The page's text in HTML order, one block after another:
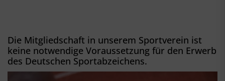
Die Mitgliedschaft in unserem Sportverein ist
keine notwendige Voraussetzung für den Erwerb
des Deutschen Sportabzeichens.